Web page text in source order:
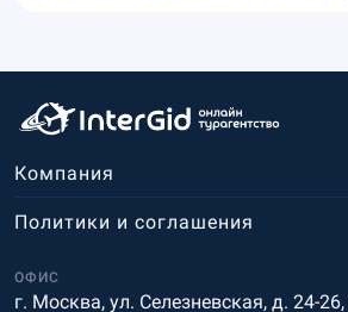
Компания
ОФИС
г. Москва, ул. Селезневская, д. 24-26,
Политики и соглашения